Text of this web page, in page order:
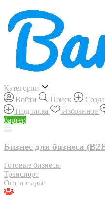
Категории
Войти
Поиск
Подписка
Избранное
бартер
Бизнес для бизнеса
Готовые бизнесы
Транспорт
Опт и сырье